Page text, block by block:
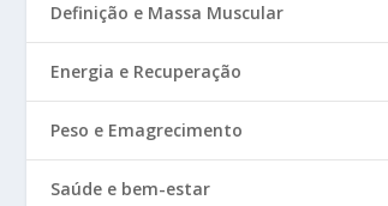
Definição e Massa Muscular
Energia e Recuperação
Peso e Emagrecimento
Saúde e bem-estar